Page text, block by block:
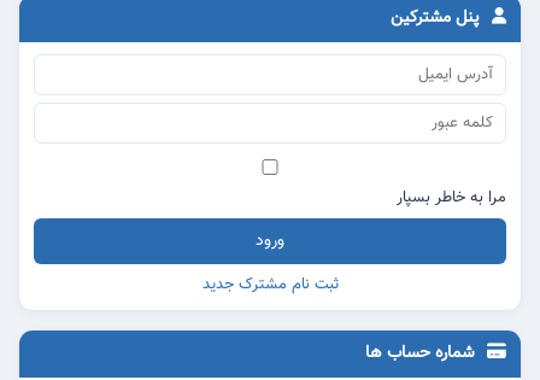
پنل مشترکین
مرا به خاطر بسپار
ورود
ثبت نام مشترک جدید
شماره حساب ها